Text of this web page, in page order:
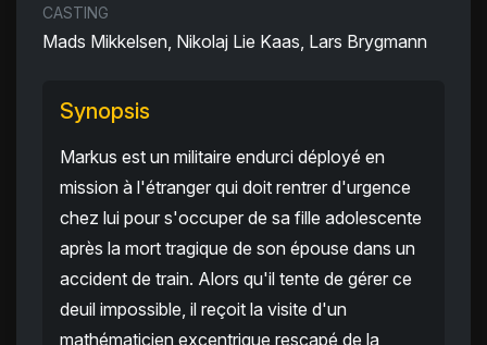
CASTING
Mads Mikkelsen, Nikolaj Lie Kaas, Lars Brygmann
Synopsis
Markus est un militaire endurci déployé en
mission à l'étranger qui doit rentrer d'urgence
chez lui pour s'occuper de sa fille adolescente
après la mort tragique de son épouse dans un
accident de train. Alors qu'il tente de gérer ce
deuil impossible, il reçoit la visite d'un
mathématicien excentrique rescapé de la